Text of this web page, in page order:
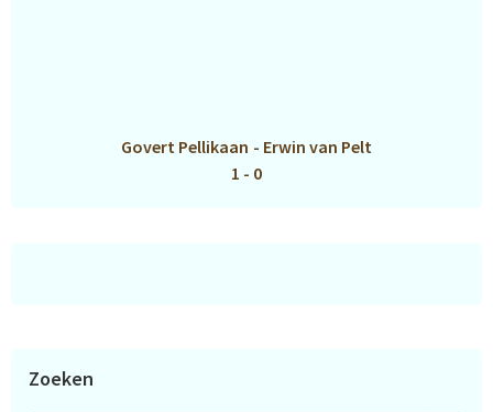
Govert Pellikaan - Erwin van Pelt
1 - 0
Zoeken